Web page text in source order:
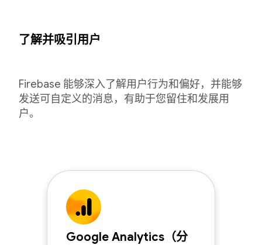
了解并吸引用户
Firebase 能够深入了解用户行为和偏好，并能够
发送可自定义的消息，有助于您留住和发展用
户。
Google Analytics（分